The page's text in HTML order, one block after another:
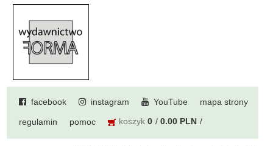
facebook instagram YouTube mapa strony
regulamin pomoc koszyk 0 0.00 PLN